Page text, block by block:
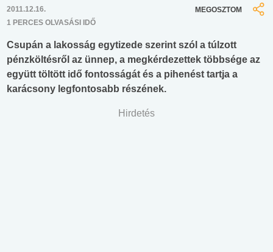
2011.12.16.
1 PERCES OLVASÁSI IDŐ
MEGOSZTOM
Csupán a lakosság egytizede szerint szól a túlzott
pénzköltésről az ünnep, a megkérdezettek többsége az
együtt töltött idő fontosságát és a pihenést tartja a
karácsony legfontosabb részének.
Hirdetés